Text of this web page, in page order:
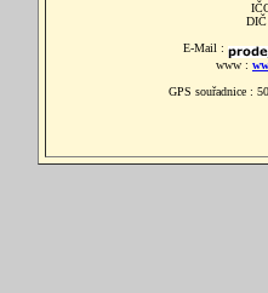
DIČ
E-Mail :
www :
GPS souřadnice :